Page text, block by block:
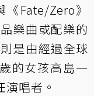
Fate/Zero》
樂曲或配樂的
是由經過全球
的女孩高島一
唱者。